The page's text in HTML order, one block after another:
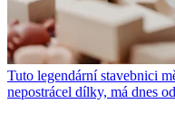
Tuto legendární stavebnici
nepostrácel dílky, má dnes